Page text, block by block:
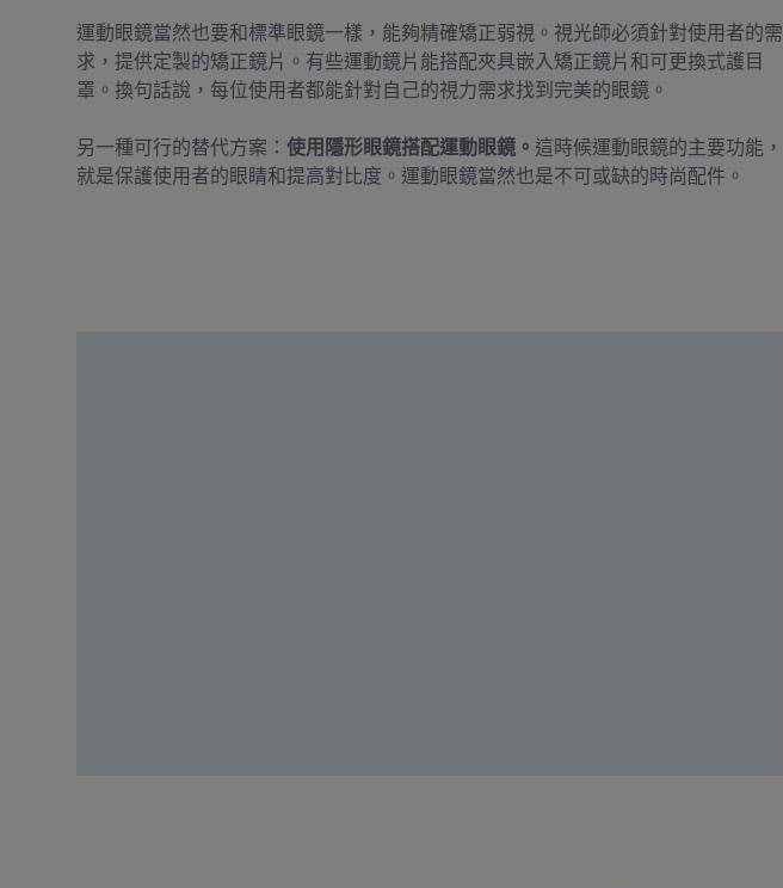
運動眼鏡當然也要和標準眼鏡一樣，能夠精確矯正弱視。視光師必須針對使用者的需
求，提供定製的矯正鏡片。有些運動鏡片能搭配夾具嵌入矯正鏡片和可更換式護目
罩。換句話說，每位使用者都能針對自己的視力需求找到完美的眼鏡。
另一種可行的替代方案： 使用隱形眼鏡搭配運動眼鏡。 這時候運動眼鏡的主要功能，
就是保護使用者的眼睛和提高對比度。運動眼鏡當然也是不可或缺的時尚配件。